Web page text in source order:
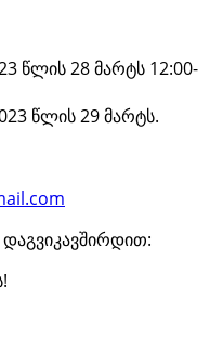
წლის 28 მარტს 12:00-
წლის 29 მარტს.